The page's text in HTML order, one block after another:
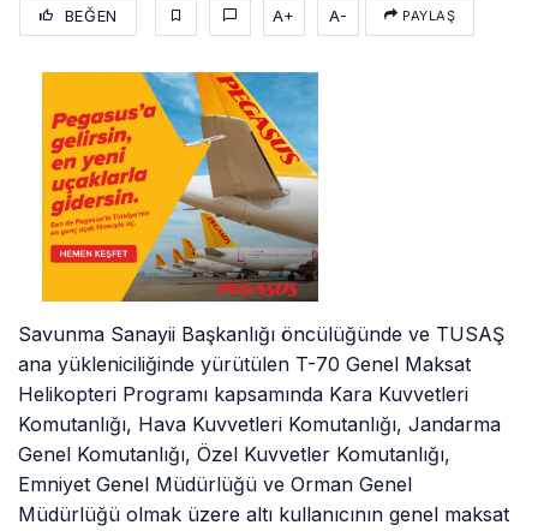
BEĞEN A+ A- PAYLAŞ
Savunma Sanayii Başkanlığı öncülüğünde ve TUSAŞ
ana yükleniciliğinde yürütülen T-70 Genel Maksat
Helikopteri Programı kapsamında Kara Kuvvetleri
Komutanlığı, Hava Kuvvetleri Komutanlığı, Jandarma
Genel Komutanlığı, Özel Kuvvetler Komutanlığı,
Emniyet Genel Müdürlüğü ve Orman Genel
Müdürlüğü olmak üzere altı kullanıcının genel maksat